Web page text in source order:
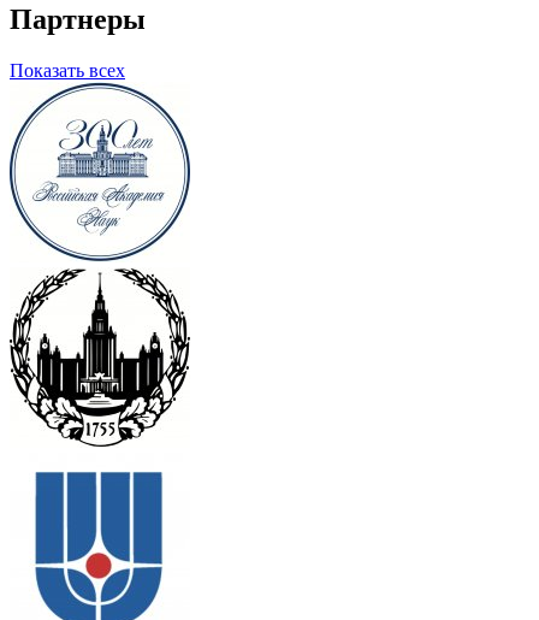
Партнеры
Показать всех